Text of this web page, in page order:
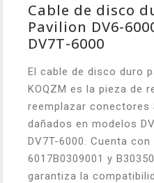
Cable de disco
Pavilion DV6-
DV7T-6000
El cable de disco duro
KOQZM es la pieza de
reemplazar conectores
dañados en modelos
DV7T-6000. Cuenta
6017B0309001 y
garantiza la